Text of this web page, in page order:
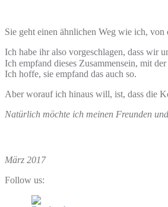
Sie geht einen ähnlichen Weg wie ich,
Ich habe ihr also vorgeschlagen, dass wir
Ich empfand dieses Zusammensein, mit
Ich hoffe, sie empfand das auch so.
Aber worauf ich hinaus will, ist, dass die
Natürlich möchte ich meinen Freunden
März 2017
Follow us: